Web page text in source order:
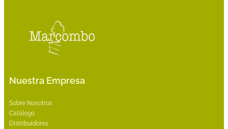
Nuestra Empresa
Sobre Nosotros
Catálogo
Distribuidores